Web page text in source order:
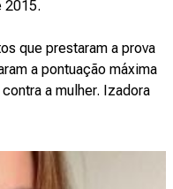
2015.
que prestaram a prova
a pontuação máxima
a mulher. Izadora